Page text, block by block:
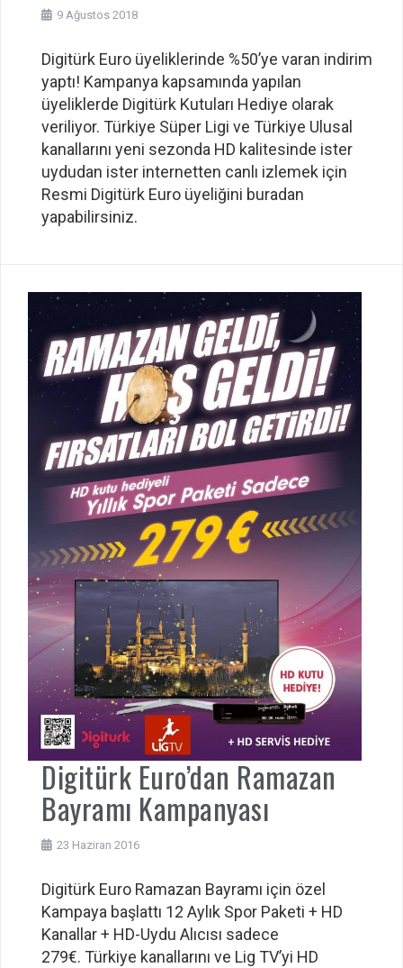
9 Ağustos 2018
Digitürk Euro üyeliklerinde %50’ye varan indirim
yaptı! Kampanya kapsamında yapılan
üyeliklerde Digitürk Kutuları Hediye olarak
veriliyor. Türkiye Süper Ligi ve Türkiye Ulusal
kanallarını yeni sezonda HD kalitesinde ister
uydudan ister internetten canlı izlemek için
Resmi Digitürk Euro üyeliğini buradan
yapabilirsiniz.
Digitürk Euro’dan Ramazan
Bayramı Kampanyası
23 Haziran 2016
Digitürk Euro Ramazan Bayramı için özel
Kampaya başlattı 12 Aylık Spor Paketi + HD
Kanallar + HD-Uydu Alıcısı sadece
279€. Türkiye kanallarını ve Lig TV’yi HD